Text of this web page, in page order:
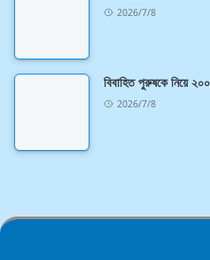
2026/7/8
বিবাহিত পুরুষকে নিয়ে
2026/7/8